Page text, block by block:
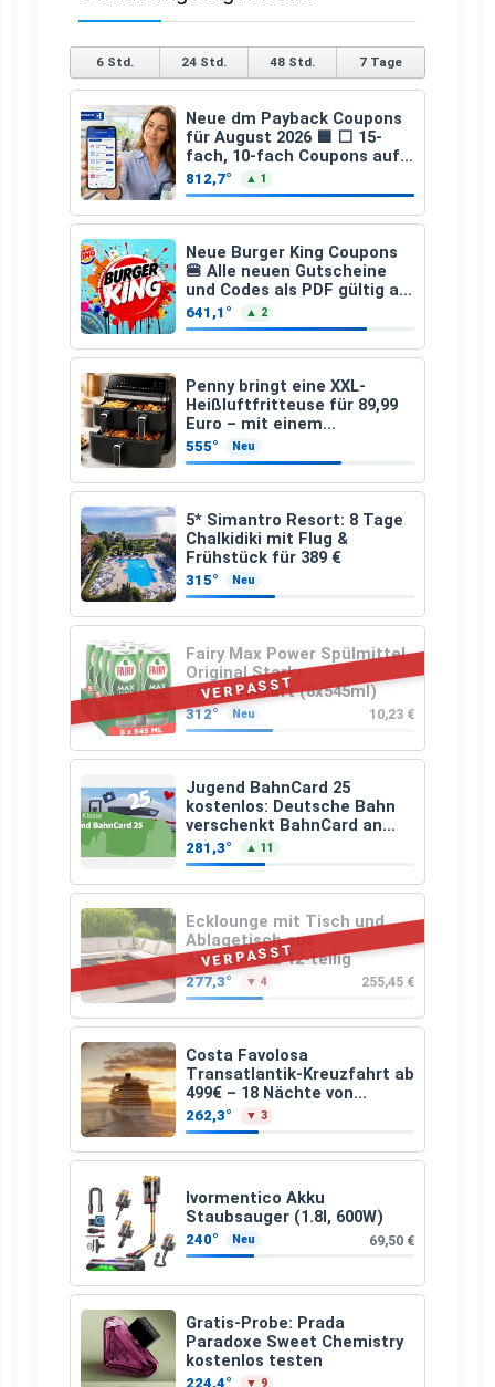
6 Std. 24 Std. 48 Std. 7 Tage
Neue dm Payback Coupons
für August 2026 🟦 ⬜ 15-
fach, 10-fach Coupons auf
den gesamten Einkauf ab 2
€
812,7° ▲ 1
Neue Burger King Coupons
🍔 Alle neuen Gutscheine
und Codes als PDF gültig ab
25.07.2026 bis 04.09.2026
641,1° ▲ 2
Penny bringt eine XXL-
Heißluftfritteuse für 89,99
Euro – mit einem
besonderen Vorteil
555° Neu
5* Simantro Resort: 8 Tage
Chalkidiki mit Flug &
Frühstück für 389 €
315° Neu
VERPASST
Fairy Max Power Spülmittel
Original Starke
Fettlösekraft (8x545ml)
312° Neu 10,23 €
Jugend BahnCard 25
kostenlos: Deutsche Bahn
verschenkt BahnCard an
Kinder und Jugendliche
281,3° ▲ 11
VERPASST
Ecklounge mit Tisch und
Ablagetisch aus
Akazienholz 12-teilig
277,3° ▼ 4 255,45 €
Costa Favolosa
Transatlantik-Kreuzfahrt ab
499€ – 18 Nächte von
Hamburg nach Guadeloupe
262,3° ▼ 3
Ivormentico Akku
Staubsauger (1.8l, 600W)
240° Neu 69,50 €
Gratis-Probe: Prada
Paradoxe Sweet Chemistry
kostenlos testen
224,4° ▼ 9